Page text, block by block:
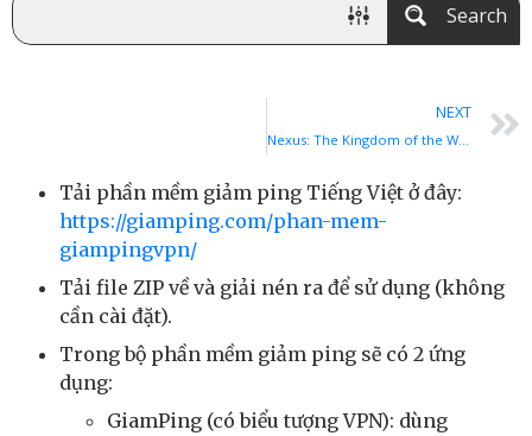
Search
NEXT
Nexus: The Kingdom of the Winds
Tải phần mềm giảm ping Tiếng Việt ở đây:
https://giamping.com/phan-mem-
giampingvpn/
Tải file ZIP về và giải nén ra để sử dụng (không
cần cài đặt).
Trong bộ phần mềm giảm ping sẽ có 2 ứng
dụng:
GiamPing (có biểu tượng VPN): dùng